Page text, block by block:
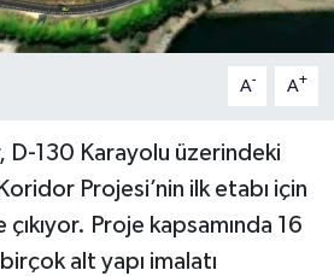
A- A+
D-130 Karayolu üzerindeki
Projesi’nin ilk etabı için
çıkıyor. Proje kapsamında 16
alt yapı imalatı